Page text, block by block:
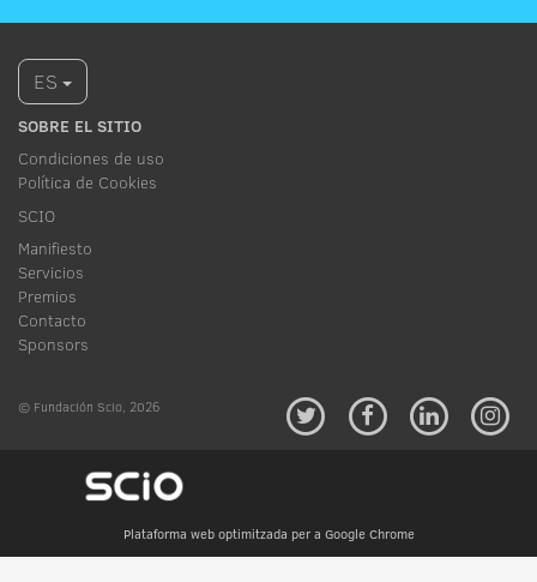
ES
SOBRE EL SITIO
Condiciones de uso
Política de Cookies
SCIO
Manifiesto
Servicios
Premios
Contacto
Sponsors
© Fundación Scio, 2026
Plataforma web optimitzada per a Google Chrome